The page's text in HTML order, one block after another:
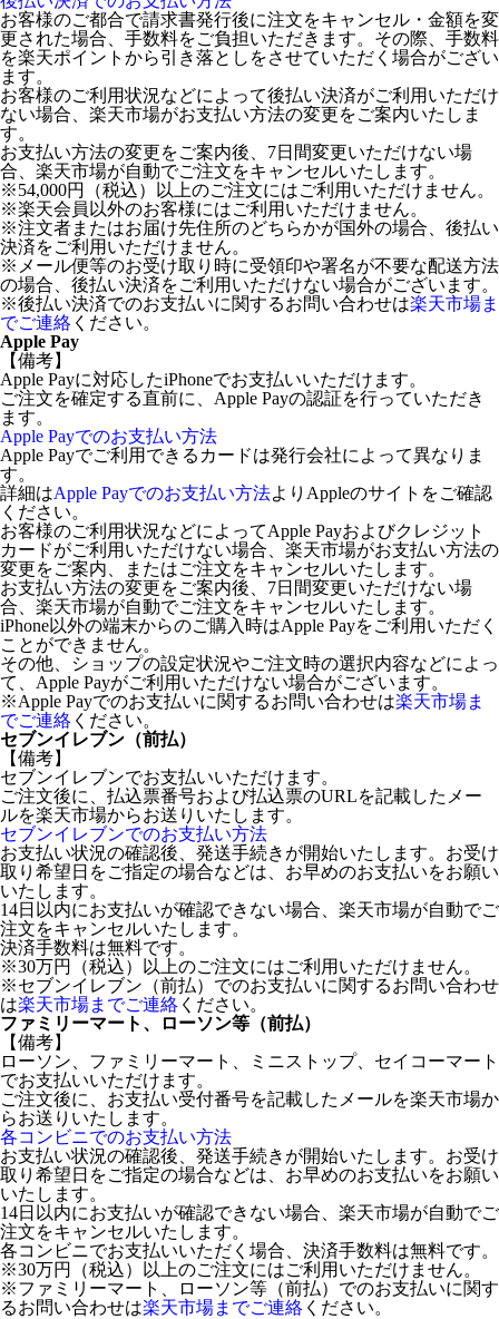
お客様のご都合で請求書発行後に注文をキャンセル・金額を変
更された場合、手数料をご負担いただきます。その際、手数料
を楽天ポイントから引き落としをさせていただく場合がござい
ます。
お客様のご利用状況などによって後払い決済がご利用いただけ
ない場合、楽天市場がお支払い方法の変更をご案内いたしま
す。
お支払い方法の変更をご案内後、7日間変更いただけない場
合、楽天市場が自動でご注文をキャンセルいたします。
※54,000円（税込）以上のご注文にはご利用いただけません。
※楽天会員以外のお客様にはご利用いただけません。
※注文者またはお届け先住所のどちらかが国外の場合、後払い
決済をご利用いただけません。
※メール便等のお受け取り時に受領印や署名が不要な配送方法
の場合、後払い決済をご利用いただけない場合がございます。
※後払い決済でのお支払いに関するお問い合わせは楽天市場ま
でご連絡 ください。
Apple Pay
【備考】
Apple Payに対応したiPhoneでお支払いいただけます。
ご注文を確定する直前に、Apple Payの認証を行っていただき
ます。
Apple Payでのお支払い方法
Apple Payでご利用できるカードは発行会社によって異なりま
す。
詳細はApple Payでのお支払い方法よりAppleのサイトをご確認
ください。
お客様のご利用状況などによってApple Payおよびクレジット
カードがご利用いただけない場合、楽天市場がお支払い方法の
変更をご案内、またはご注文をキャンセルいたします。
お支払い方法の変更をご案内後、7日間変更いただけない場
合、楽天市場が自動でご注文をキャンセルいたします。
iPhone以外の端末からのご購入時はApple Payをご利用いただく
ことができません。
その他、ショップの設定状況やご注文時の選択内容などによっ
て、Apple Payがご利用いただけない場合がございます。
※Apple Payでのお支払いに関するお問い合わせは楽天市場ま
でご連絡 ください。
セブンイレブン（前払）
【備考】
セブンイレブンでお支払いいただけます。
ご注文後に、払込票番号および払込票のURLを記載したメー
ルを楽天市場からお送りいたします。
セブンイレブンでのお支払い方法
お支払い状況の確認後、発送手続きが開始いたします。お受け
取り希望日をご指定の場合などは、お早めのお支払いをお願い
いたします。
14日以内にお支払いが確認できない場合、楽天市場が自動でご
注文をキャンセルいたします。
決済手数料は無料です。
※30万円（税込）以上のご注文にはご利用いただけません。
※セブンイレブン（前払）でのお支払いに関するお問い合わせ
は楽天市場までご連絡 ください。
ファミリーマート、ローソン等（前払）
【備考】
ローソン、ファミリーマート、ミニストップ、セイコーマート
でお支払いいただけます。
ご注文後に、お支払い受付番号を記載したメールを楽天市場か
らお送りいたします。
各コンビニでのお支払い方法
お支払い状況の確認後、発送手続きが開始いたします。お受け
取り希望日をご指定の場合などは、お早めのお支払いをお願い
いたします。
14日以内にお支払いが確認できない場合、楽天市場が自動でご
注文をキャンセルいたします。
各コンビニでお支払いいただく場合、決済手数料は無料です。
※30万円（税込）以上のご注文にはご利用いただけません。
※ファミリーマート、ローソン等（前払）でのお支払いに関す
るお問い合わせは楽天市場までご連絡 ください。